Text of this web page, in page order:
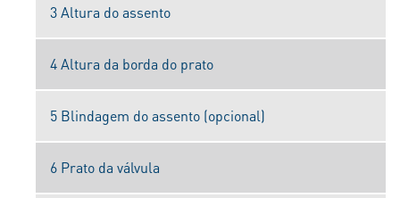
3 Altura do assento
4 Altura da borda do prato
5 Blindagem do assento (opcional)
6 Prato da válvula